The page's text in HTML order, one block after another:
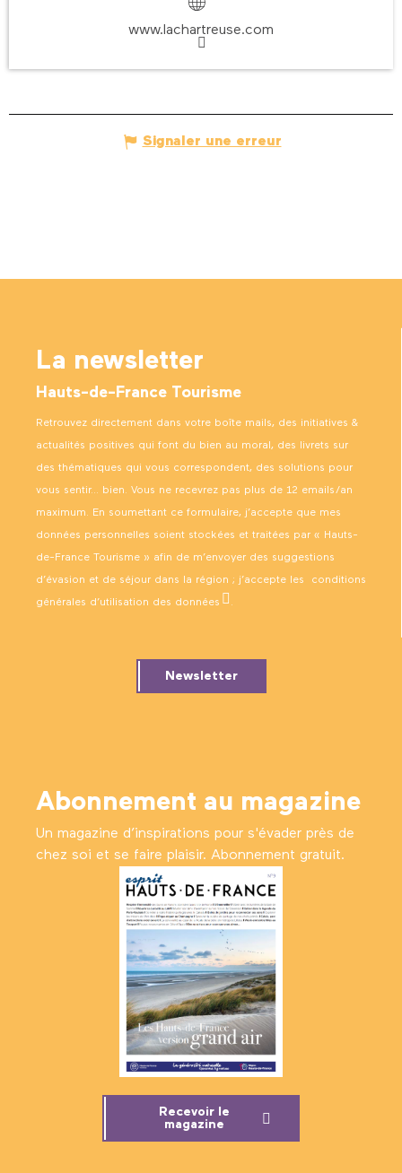
www.lachartreuse.com
Signaler une erreur
La newsletter
Hauts-de-France Tourisme
Retrouvez directement dans votre boîte mails, des initiatives &
actualités positives qui font du bien au moral, des livrets sur
des thématiques qui vous correspondent, des solutions pour
vous sentir… bien. Vous ne recevrez pas plus de 12 emails/an
maximum. En soumettant ce formulaire, j’accepte que mes
données personnelles soient stockées et traitées par « Hauts-
de-France Tourisme » afin de m’envoyer des suggestions
d’évasion et de séjour dans la région ; j’accepte les conditions
générales d’utilisation des données .
Newsletter
Abonnement au magazine
Un magazine d’inspirations pour s'évader près de
chez soi et se faire plaisir. Abonnement gratuit.
Recevoir le
magazine